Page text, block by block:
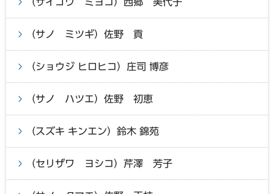
（サノ ミツギ）佐野 貢
（ショウジ ヒロヒコ）庄司 博彦
（サノ ハツエ）佐野 初恵
（スズキ キンエン）鈴木 錦苑
（セリザワ ヨシコ）芹澤 芳子